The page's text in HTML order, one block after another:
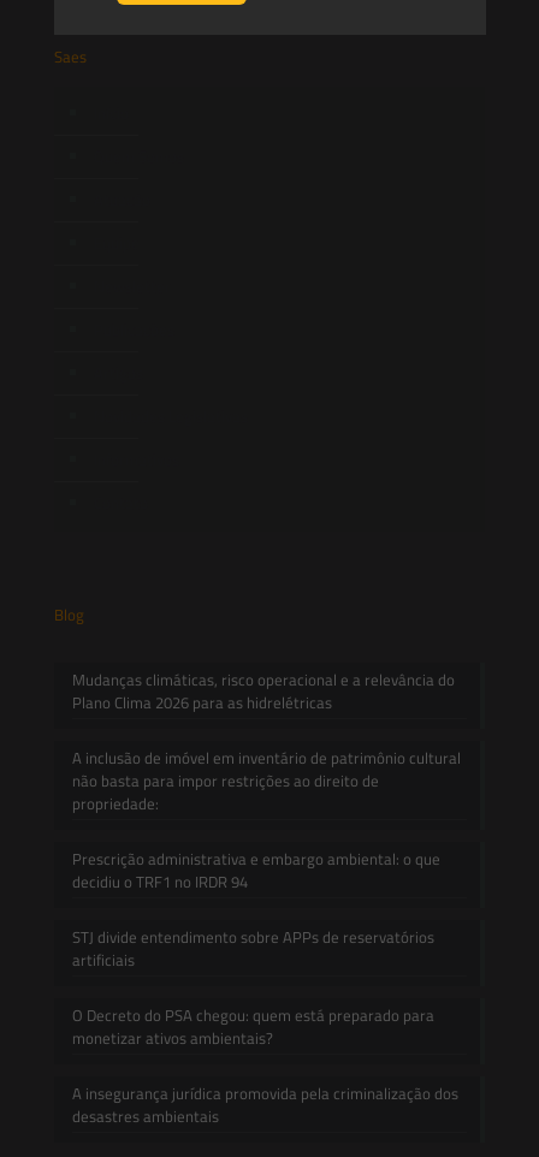
Saes
Blog
Mudanças climáticas, risco operacional e a relevância do
Plano Clima 2026 para as hidrelétricas
A inclusão de imóvel em inventário de patrimônio cultural
não basta para impor restrições ao direito de
propriedade:
Prescrição administrativa e embargo ambiental: o que
decidiu o TRF1 no IRDR 94
STJ divide entendimento sobre APPs de reservatórios
artificiais
O Decreto do PSA chegou: quem está preparado para
monetizar ativos ambientais?
A insegurança jurídica promovida pela criminalização dos
desastres ambientais